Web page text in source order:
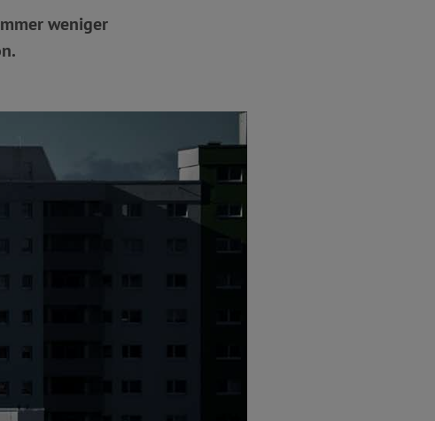
weniger